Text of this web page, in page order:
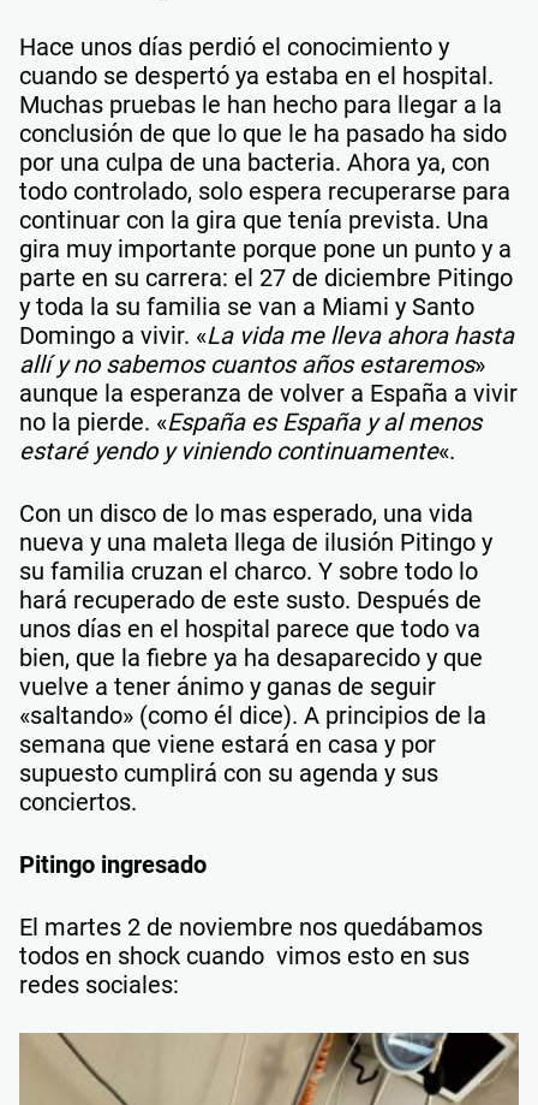
Hace unos días perdió el conocimiento y
cuando se despertó ya estaba en el hospital.
Muchas pruebas le han hecho para llegar a la
conclusión de que lo que le ha pasado ha sido
por una culpa de una bacteria. Ahora ya, con
todo controlado, solo espera recuperarse para
continuar con la gira que tenía prevista. Una
gira muy importante porque pone un punto y a
parte en su carrera: el 27 de diciembre Pitingo
y toda la su familia se van a Miami y Santo
Domingo a vivir. «La vida me lleva ahora hasta
allí y no sabemos cuantos años estaremos»
aunque la esperanza de volver a España a vivir
no la pierde. «España es España y al menos
estaré yendo y viniendo continuamente«.
Con un disco de lo mas esperado, una vida
nueva y una maleta llega de ilusión Pitingo y
su familia cruzan el charco. Y sobre todo lo
hará recuperado de este susto. Después de
unos días en el hospital parece que todo va
bien, que la fiebre ya ha desaparecido y que
vuelve a tener ánimo y ganas de seguir
«saltando» (como él dice). A principios de la
semana que viene estará en casa y por
supuesto cumplirá con su agenda y sus
conciertos.
Pitingo ingresado
El martes 2 de noviembre nos quedábamos
todos en shock cuando vimos esto en sus
redes sociales: